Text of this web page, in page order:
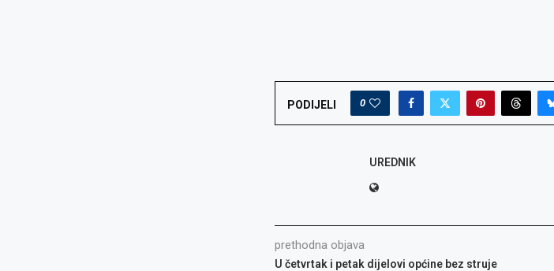
PODIJELI 0
UREDNIK
prethodna objava
U četvrtak i petak dijelovi općine bez struje